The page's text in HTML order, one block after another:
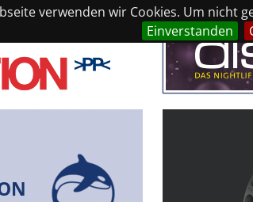
verwenden wir Cookies. Um nicht
Einverstanden